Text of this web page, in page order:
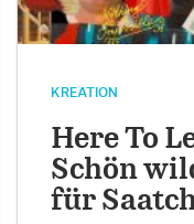
KREATION
Here To
Schön
für